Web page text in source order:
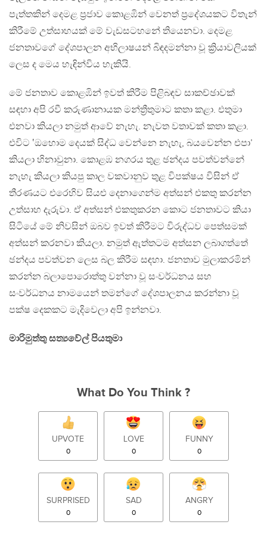
පැත්තකින් දෙමළ ප්‍රජාව කොළඹින් වෙනත් ප්‍රදේශයකට විතැන්
කිරීමේ උත්සාහයක් මේ වැඩසටහනේ තියෙනවා. දෙමළ
ජනතාවගේ දේශපාලන අභිලාෂයන් බිඳදමන්නා වූ ක්‍රියාවලියක්
ලෙස ද මෙය හැඳින්විය හැකියි.
මේ ජනතාව කොළඹින් ඉවත් කිරීම පිළිබඳව සාකච්ඡාවක්
සඳහා අපි රවී කරුණානායක මන්ත්‍රීතුමාට කතා කළා. එතුමා
එනවා කියලා නමුත් ආවේ නැහැ. නැවත වතාවක් කතා කළා.
එවිට ‛ඔහොම දෙයක් සිද්ධ වෙන්නෙ නැහැ, බයවෙන්න එපා’
කියලා හිනාවුනා. කොළඹ නගරය තුළ ඡන්දය පවත්වන්නේ
නැහැ කියලා කියපු කාල වකවානුව තුළ විපක්ෂය විසින් ඒ
තීරණයට එරෙහිව සියළු දෙනාගෙන්ම අත්සන් එකතු කරන්න
උත්සාහ දැරුවා. ඒ අත්සන් එකතුකරන කොට ජනතාවට කියා
සිටියේ මේ නිවසින් ඔබව ඉවත් කිරීමට විරුද්ධව පෙත්සමක්
අත්සන් කරනවා කියලා. නමුත් ඇත්තටම අත්සන ලබාගත්තේ
ඡන්දය පවත්වන ලෙස බල කිරීම සඳහා. ජනතාව මුලාකරමින්
කරන්න බලාපොරොත්තු වන්නා වූ සංවර්ධනය සහ
සංවර්ධනය නාමයෙන් තමන්ගේ දේශපාලනය කරන්නා වූ
පක්ෂ දෙකකට මැදිවෙලා අපි ඉන්නවා.
මාරිමුත්තු සත්‍යවේල් පියතුමා
What Do You Think ?
UPVOTE
0
LOVE
0
FUNNY
0
SURPRISED
0
SAD
0
ANGRY
0